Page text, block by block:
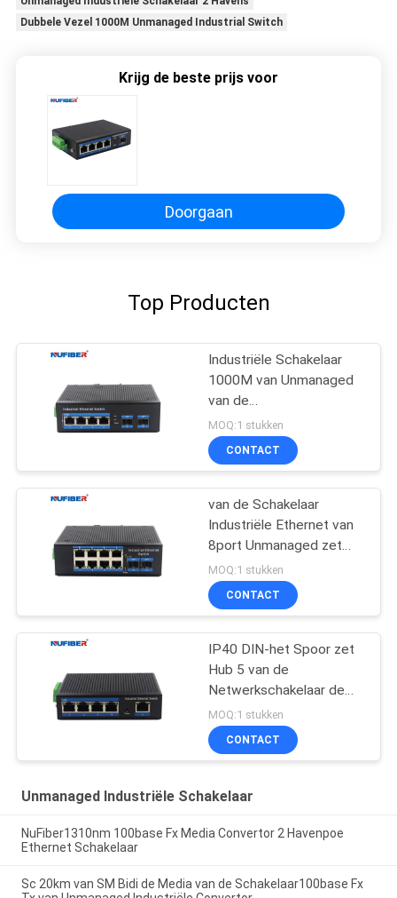
Dubbele Vezel 1000M Unmanaged Industrial Switch
Krijg de beste prijs voor
Doorgaan
Top Producten
Industriële Schakelaar
1000M van Unmanaged
van de
bliksembescherming Din
Rail Ethernet-Schakelaar
MOQ:1 stukken
CONTACT
van de Schakelaar
Industriële Ethernet van
8port Unmanaged zet
het Industriële de
Schakelaardin Spoor op
MOQ:1 stukken
CONTACT
IP40 DIN-het Spoor zet
Hub 5 van de
Netwerkschakelaar de
Interface van Haven
opGigabit Rj45 UTP
MOQ:1 stukken
CONTACT
Unmanaged Industriële Schakelaar
NuFiber1310nm 100base Fx Media Convertor 2 Havenpoe
Ethernet Schakelaar
Sc 20km van SM Bidi de Media van de Schakelaar100base Fx